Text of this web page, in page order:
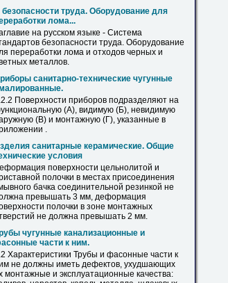
безопасности труда. Оборудование для
лома...
на русском языке - Система
безопасности труда. Оборудование
переработки лома и отходов черных и
металлов.
санитарно-технические чугунные
Поверхности приборов подразделяют на
(А), видимую (Б), невидимую
(В) и монтажную (Г), указанные в
.
санитарные керамические. Общие
условия
поверхности цельнолитой и
полочки в местах присоединения
бачка соединительной резинкой не
превышать 3 мм, деформация
полочки в зоне монтажных
не должна превышать 2 мм.
чугунные канализационные и
части к ним.
Характеристики Трубы и фасонные части к
не должны иметь дефектов, ухудшающих
монтажные и эксплуатационные качества: